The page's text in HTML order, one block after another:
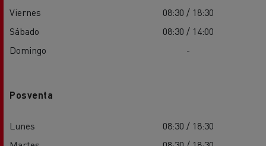
Viernes
08:30 / 18:30
Sábado
08:30 / 14:00
Domingo
-
Posventa
Lunes
08:30 / 18:30